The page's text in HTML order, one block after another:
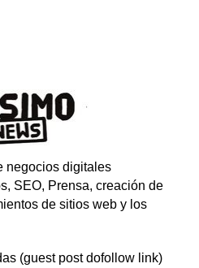
negocios digitales
SEO, Prensa, creación de
de sitios web y los
(guest post dofollow link)